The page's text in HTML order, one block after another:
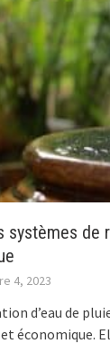
systèmes de
4, 2023
d’eau de
économique.